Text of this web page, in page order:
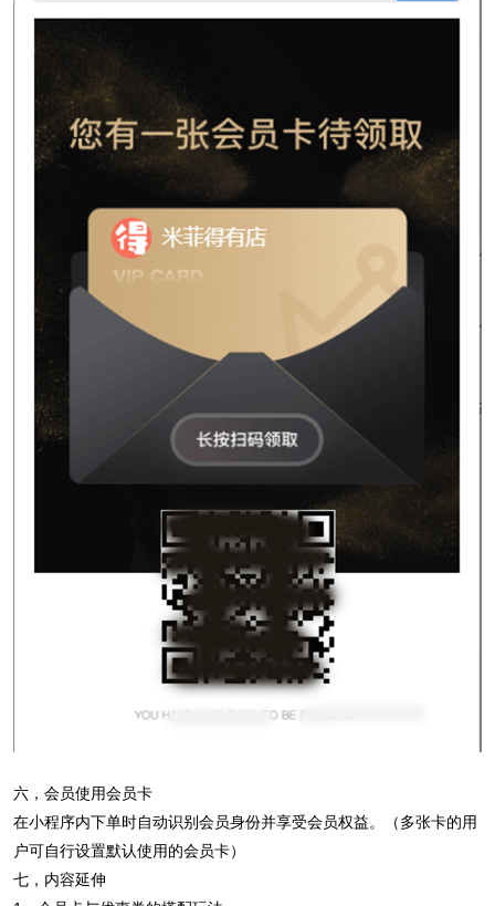
六，会员使用会员卡
在小程序内下单时自动识别会员身份并享受会员权益。（多张卡的用
户可自行设置默认使用的会员卡）
七，内容延伸